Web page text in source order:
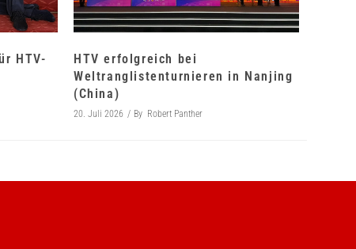
HTV-
HTV erfolgreich bei
Weltranglistenturnieren in Nanjing
(China)
20. Juli 2026 By Robert Panther